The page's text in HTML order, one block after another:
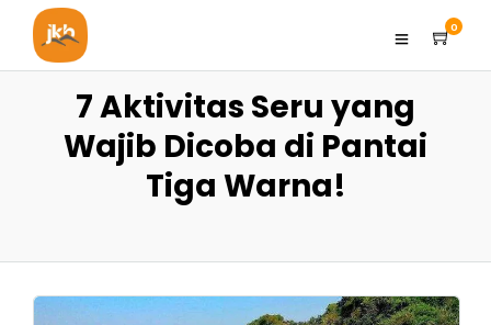
0
7 Aktivitas Seru yang
Wajib Dicoba di Pantai
Tiga Warna!